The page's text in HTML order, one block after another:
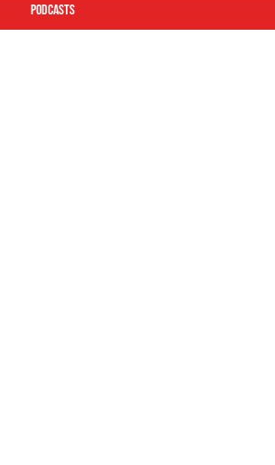
podcasts